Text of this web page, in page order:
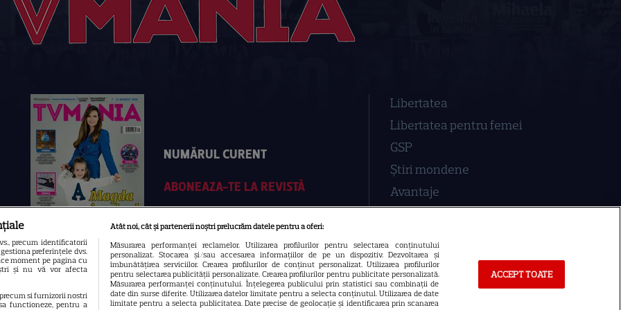
NUMĂRUL CURENT
ABONEAZA-TE LA REVISTĂ
Libertatea
Libertatea pentru femei
GSP
Știri mondene
Avantaje
Retete practice
precum identificatorii
preferințele dvs.
moment pe pagina cu
și nu vă vor afecta
si furnizorii nostri
functioneze, pentru a
Atât noi, cât și partenerii noștri prelucrăm datele pentru a oferi:
Măsurarea performanței reclamelor. Utilizarea profilurilor pentru selectarea conținutului
personalizat. Stocarea și/sau accesarea informațiilor de pe un dispozitiv. Dezvoltarea și
îmbunătățirea serviciilor. Crearea profilurilor de conținut personalizat. Utilizarea profilurilor
pentru selectarea publicității personalizate. Crearea profilurilor pentru publicitate personalizată.
Măsurarea performanței conținutului. Înțelegerea publicului prin statistici sau combinații de
date din surse diferite. Utilizarea datelor limitate pentru a selecta conținutul. Utilizarea de date
limitate pentru a selecta publicitatea. Date precise de geolocație și identificarea prin scanarea
ACCEPT TOATE